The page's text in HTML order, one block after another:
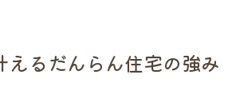
えるだんらん住宅の強み